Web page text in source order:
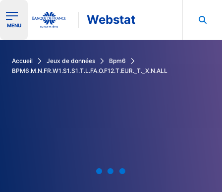
Ouvrir le menu de navigation
MENU Webstat
Accueil Jeux de données
Bpm6
BPM6.M.N.FR.W1.S1.S1.T.L.FA.O.F12.T.EUR._T._X.N.ALL